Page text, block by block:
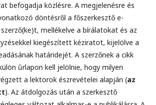
befogadja közlésre. A megjelenésre és
döntésről a főszerkesztő e-
mellékelve a bírálatokat és az
kiegészített kéziratot, kijelölve a
határidejét. A szerzőnek a cikk
űrlapon kell jelölnie, hogy milyen
a lektorok észrevételei alapján (az
). Az átdolgozás után a szerkesztő